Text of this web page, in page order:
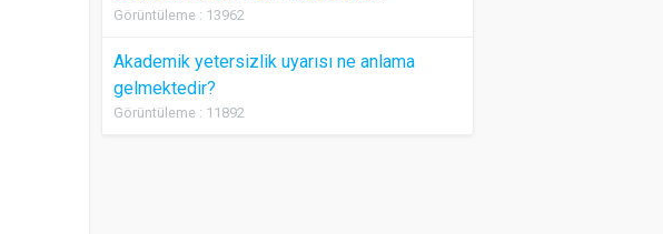
Görüntüleme : 13962
Akademik yetersizlik uyarısı ne anlama
gelmektedir?
Görüntüleme : 11892